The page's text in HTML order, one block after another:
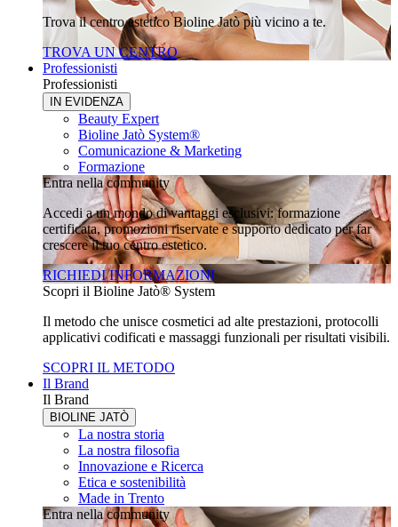
Trova il centro estetico Bioline Jatò più vicino a te.
TROVA UN CENTRO
Professionisti
Professionisti
IN EVIDENZA
Beauty Expert
Bioline Jatò System®
Comunicazione & Marketing
Formazione
Entra nella community
Accedi a un mondo di vantaggi esclusivi: formazione
certificata, promozioni riservate e supporto dedicato per far
crescere il tuo centro estetico.
RICHIEDI INFORMAZIONI
Scopri il Bioline Jatò® System
Il metodo che unisce cosmetici ad alte prestazioni, protocolli
applicativi codificati e massaggi funzionali per risultati visibili.
SCOPRI IL METODO
Il Brand
Il Brand
BIOLINE JATÒ
La nostra storia
La nostra filosofia
Innovazione e Ricerca
Etica e sostenibilità
Made in Trento
Entra nella community